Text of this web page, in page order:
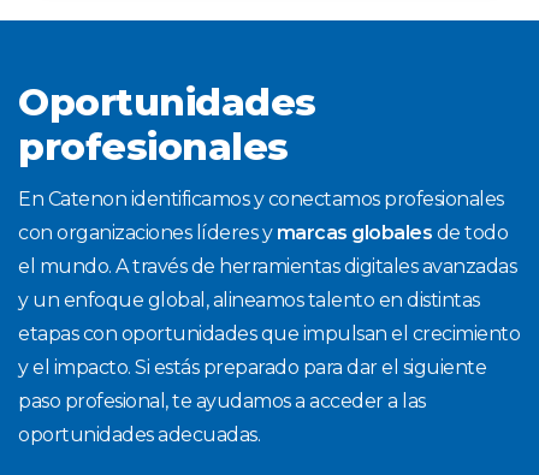
Oportunidades
profesionales
En Catenon identificamos y conectamos profesionales
con organizaciones líderes y marcas globales de todo
el mundo. A través de herramientas digitales avanzadas
y un enfoque global, alineamos talento en distintas
etapas con oportunidades que impulsan el crecimiento
y el impacto. Si estás preparado para dar el siguiente
paso profesional, te ayudamos a acceder a las
oportunidades adecuadas.